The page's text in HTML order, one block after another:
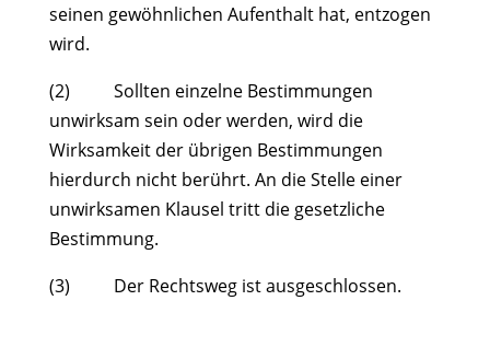
seinen gewöhnlichen Aufenthalt hat, entzogen
wird.
(2) Sollten einzelne Bestimmungen
unwirksam sein oder werden, wird die
Wirksamkeit der übrigen Bestimmungen
hierdurch nicht berührt. An die Stelle einer
unwirksamen Klausel tritt die gesetzliche
Bestimmung.
(3) Der Rechtsweg ist ausgeschlossen.